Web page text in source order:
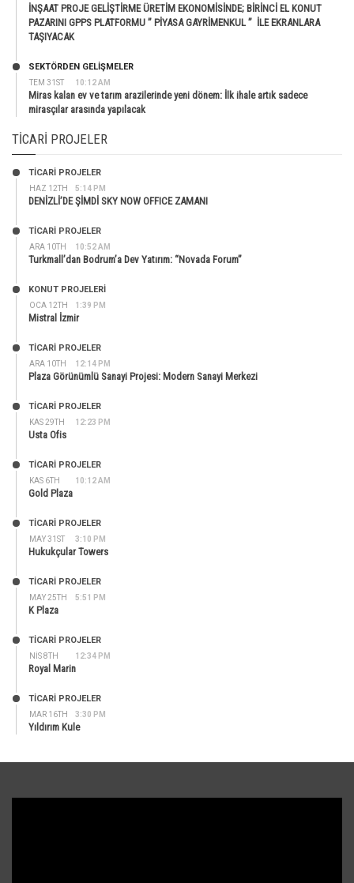
İNŞAAT PROJE GELİŞTİRME ÜRETİM EKONOMİSİNDE; BİRİNCİ EL KONUT
PAZARINI GPPS PLATFORMU ” PİYASA GAYRİMENKUL ” İLE EKRANLARA
TAŞIYACAK
TEM 31ST 10:12 AM
SEKTÖRDEN GELIŞMELER
Miras kalan ev ve tarım arazilerinde yeni dönem: İlk ihale artık sadece
mirasçılar arasında yapılacak
TICARI PROJELER
HAZ 12TH 5:14 PM
TİCARİ PROJELER
DENİZLİ’DE ŞİMDİ SKY NOW OFFICE ZAMANI
ARA 10TH 10:52 AM
TİCARİ PROJELER
Turkmall’dan Bodrum’a Dev Yatırım: “Novada Forum”
OCA 12TH 1:39 PM
KONUT PROJELERI
Mistral İzmir
ARA 10TH 12:14 PM
TİCARİ PROJELER
Plaza Görünümlü Sanayi Projesi: Modern Sanayi Merkezi
KAS 29TH 12:23 PM
TİCARİ PROJELER
Usta Ofis
KAS 6TH 10:12 AM
TİCARİ PROJELER
Gold Plaza
MAY 31ST 3:10 PM
TİCARİ PROJELER
Hukukçular Towers
MAY 25TH 5:51 PM
TİCARİ PROJELER
K Plaza
NIS 8TH 12:34 PM
TİCARİ PROJELER
Royal Marin
MAR 16TH 3:30 PM
TİCARİ PROJELER
Yıldırım Kule